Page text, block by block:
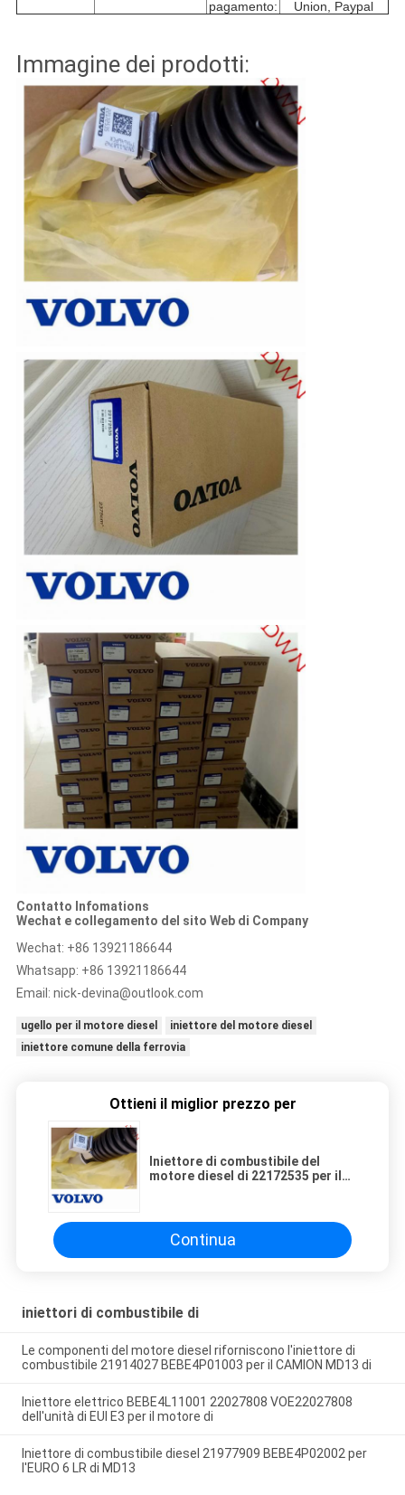
pagamento:
Union, Paypal
Immagine dei prodotti:
Contatto Infomations
Wechat e collegamento del sito Web di Company
Wechat: +86 13921186644
Whatsapp: +86 13921186644
Email: nick-devina@outlook.com
ugello per il motore diesel
iniettore del motore diesel
iniettore comune della ferrovia
Ottieni il miglior prezzo per
Iniettore di combustibile del
motore diesel di 22172535 per il
Continua
iniettori di combustibile di
Le componenti del motore diesel riforniscono l'iniettore di
combustibile 21914027 BEBE4P01003 per il CAMION MD13 di
Iniettore elettrico BEBE4L11001 22027808 VOE22027808
dell'unità di EUI E3 per il motore di
Iniettore di combustibile diesel 21977909 BEBE4P02002 per
l'EURO 6 LR di MD13